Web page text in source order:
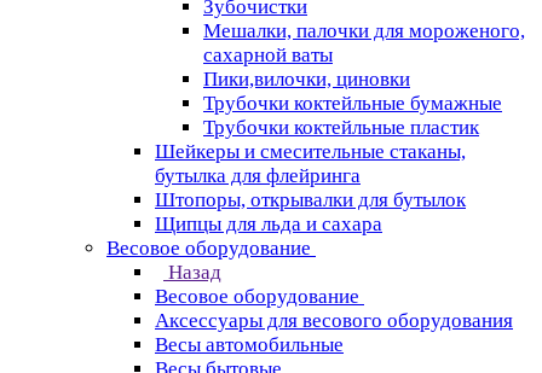
Зубочистки
Мешалки, палочки для мороженого,
сахарной ваты
Пики,вилочки, циновки
Трубочки коктейльные бумажные
Трубочки коктейльные пластик
Шейкеры и смесительные стаканы,
бутылка для флейринга
Штопоры, открывалки для бутылок
Щипцы для льда и сахара
Весовое оборудование
Назад
Весовое оборудование
Аксессуары для весового оборудования
Весы автомобильные